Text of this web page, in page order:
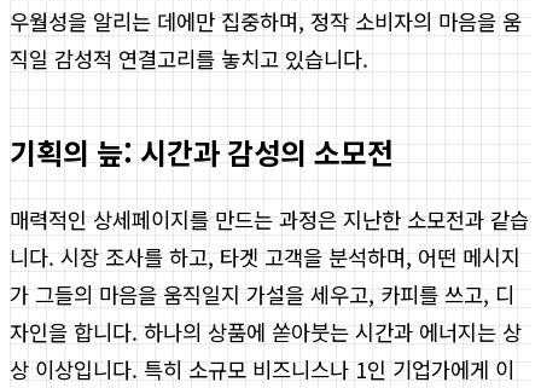
우월성을 알리는 데에만 집중하며, 정작 소비자의 마음을 움
직일 감성적 연결고리를 놓치고 있습니다.
기획의 늪: 시간과 감성의 소모전
매력적인 상세페이지를 만드는 과정은 지난한 소모전과 같습
니다. 시장 조사를 하고, 타겟 고객을 분석하며, 어떤 메시지
가 그들의 마음을 움직일지 가설을 세우고, 카피를 쓰고, 디
자인을 합니다. 하나의 상품에 쏟아붓는 시간과 에너지는 상
상 이상입니다. 특히 소규모 비즈니스나 1인 기업가에게 이